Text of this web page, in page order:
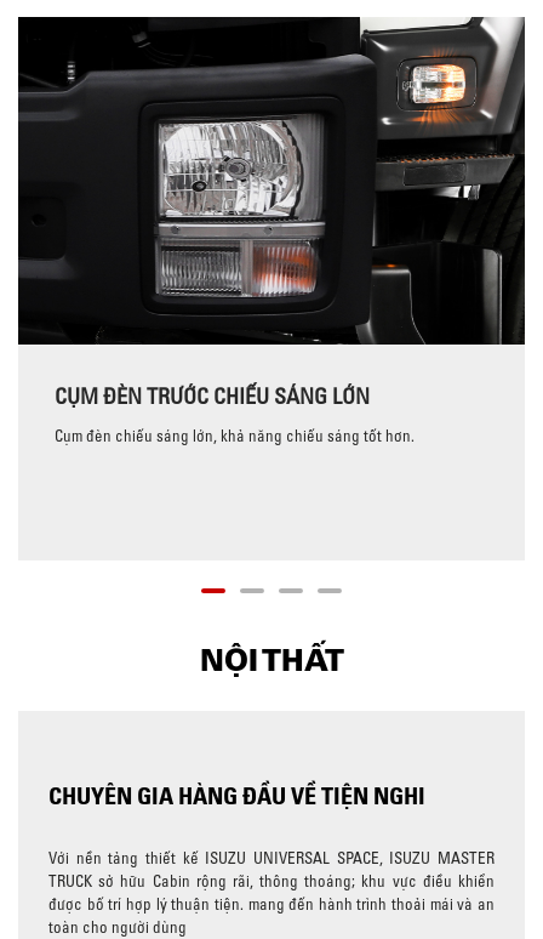
CỤM ĐÈN TRƯỚC CHIẾU SÁNG LỚN
Cụm đèn chiếu sáng lớn, khả năng chiếu sáng tốt hơn.
NỘI THẤT
CHUYÊN GIA HÀNG ĐẦU VỀ TIỆN NGHI
Với nền tảng thiết kế ISUZU UNIVERSAL SPACE, ISUZU MASTER
TRUCK sở hữu Cabin rộng rãi, thông thoáng; khu vực điều khiển
được bố trí hợp lý thuận tiện. mang đến hành trình thoải mái và an
toàn cho người dùng